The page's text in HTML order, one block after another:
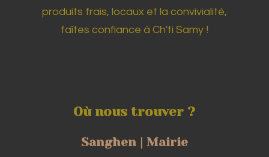
produits frais, locaux et la convivialité,
faîtes confiance à Ch'ti Samy !
Où nous trouver ?
Sanghen | Mairie